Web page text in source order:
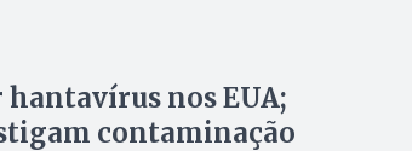
nos EUA;
contaminação